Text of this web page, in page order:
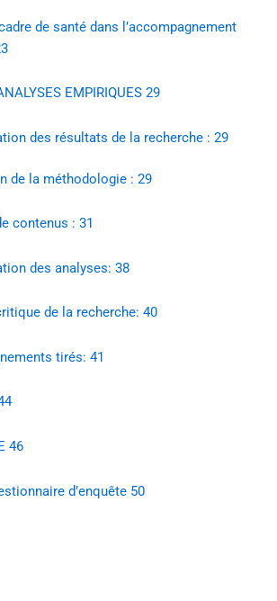
de santé dans l’accompagnement
EMPIRIQUES 29
des résultats de la recherche : 29
de la méthodologie : 29
contenus : 31
des analyses: 38
de la recherche: 40
tirés: 41
46
d’enquête 50